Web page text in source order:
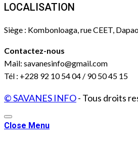
LOCALISATION
Siège : Kombonloaga, rue CEET,
Contactez-nous
Mail: savanesinfo@gmail.com
Tél : +228 92 10 54 04 / 90 50 45 15
© SAVANES INFO- Tous droits
Close Menu